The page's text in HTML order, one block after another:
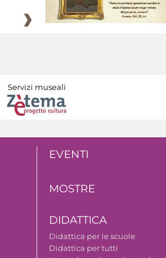
Servizi museali
EVENTI
MOSTRE
DIDATTICA
Didattica per le scuole
Didattica per tutti